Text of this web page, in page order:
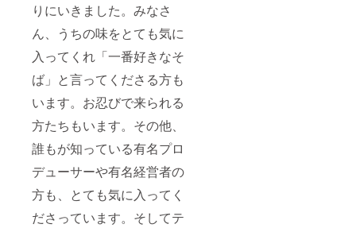
りにいきました。みなさ
ん、うちの味をとても気に
入ってくれ「一番好きなそ
ば」と言ってくださる方も
います。お忍びで来られる
方たちもいます。その他、
誰もが知っている有名プロ
デューサーや有名経営者の
方も、とても気に入ってく
ださっています。そしてテ